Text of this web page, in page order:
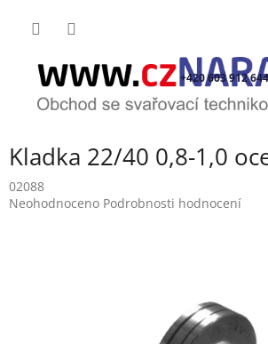
+420 603 912 644
Kladka 22/40 0,8-1,0
02088
Průměrné
Neohodnoceno Podrobnosti hodnocení